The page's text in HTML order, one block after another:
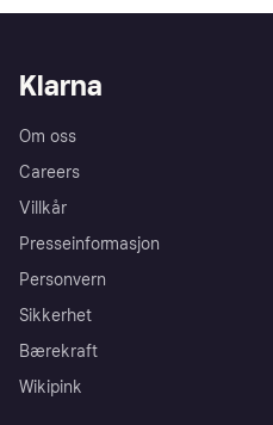
Klarna
Om oss
Careers
Villkår
Presseinformasjon
Personvern
Sikkerhet
Bærekraft
Wikipink